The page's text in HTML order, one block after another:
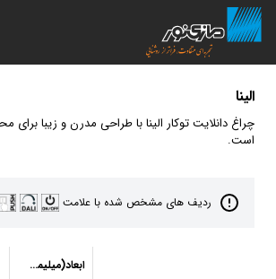
الينا
چراغ دانلايت توكار الینا با طراحی مدرن و زیبا
است.
ردیف های مشخص شده با علامت
ابعاد(ميليمتر)